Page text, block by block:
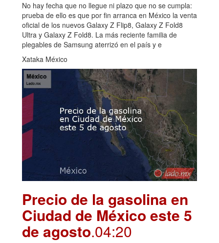
No hay fecha que no llegue ni plazo que no se cumpla:
prueba de ello es que por fin arranca en México la venta
oficial de los nuevos Galaxy Z Flip8, Galaxy Z Fold8
Ultra y Galaxy Z Fold8. La más reciente familia de
plegables de Samsung aterrizó en el país y e
Xataka México
Precio de la gasolina en
Ciudad de México este 5
de agosto.04:20